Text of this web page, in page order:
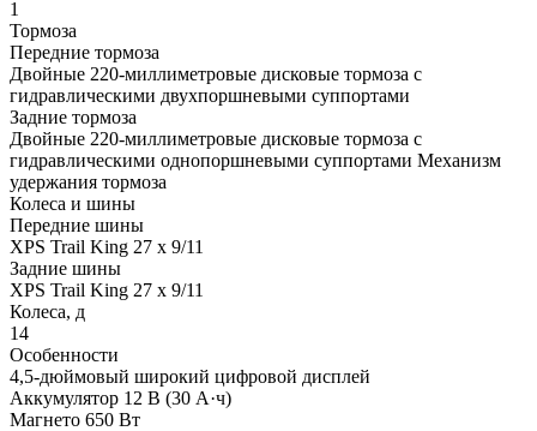
1
Тормоза
Передние тормоза
Двойные 220-миллиметровые дисковые тормоза с
гидравлическими двухпоршневыми суппортами
Задние тормоза
Двойные 220-миллиметровые дисковые тормоза с
гидравлическими однопоршневыми суппортами Механизм
удержания тормоза
Колеса и шины
Передние шины
XPS Trail King 27 x 9/11
Задние шины
XPS Trail King 27 x 9/11
Колеса, д
14
Особенности
4,5-дюймовый широкий цифровой дисплей
Аккумулятор 12 В (30 А·ч)
Магнето 650 Вт